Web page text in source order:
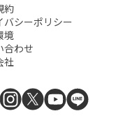
約
バシーポリシー
境
合わせ
社